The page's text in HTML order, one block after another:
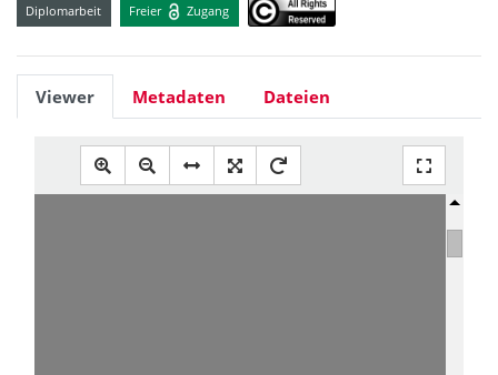
Diplomarbeit Freier Zugang
Viewer Metadaten Dateien